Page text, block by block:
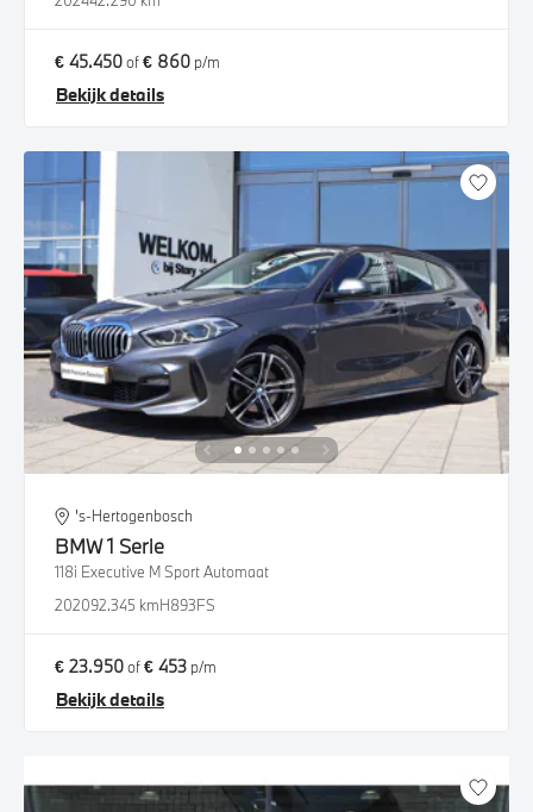
€ 45.450of€ 860 p/m
Bekijk details
's-Hertogenbosch
BMW1 Serie
118i Executive M Sport Automaat
202092.345 kmH893FS
€ 23.950of€ 453 p/m
Bekijk details